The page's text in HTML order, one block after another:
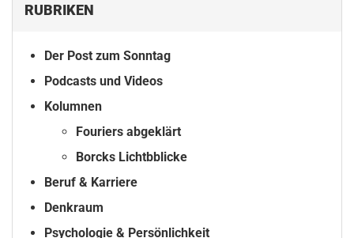
RUBRIKEN
Der Post zum Sonntag
Podcasts und Videos
Kolumnen
Fouriers abgeklärt
Borcks Lichtbblicke
Beruf & Karriere
Denkraum
Psychologie & Persönlichkeit